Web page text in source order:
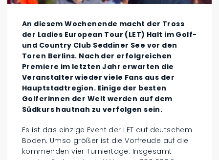
An diesem Wochenende macht der Tross
der Ladies European Tour (LET) Halt im Golf-
und Country Club Seddiner See vor den
Toren Berlins. Nach der erfolgreichen
Premiere im letzten Jahr erwarten die
Veranstalter wieder viele Fans aus der
Hauptstadtregion. Einige der besten
Golferinnen der Welt werden auf dem
Südkurs hautnah zu verfolgen sein.
Es ist das einzige Event der LET auf deutschem
Boden. Umso größer ist die Vorfreude auf die
kommenden vier Turniertage. Insgesamt